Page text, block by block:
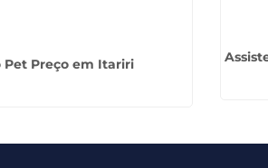
Pet Preço em Itariri